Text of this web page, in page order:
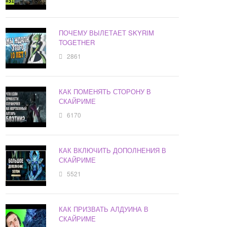
ПОЧЕМУ ВЫЛЕТАЕТ SKYRIM
TOGETHER
2861
КАК ПОМЕНЯТЬ СТОРОНУ В
СКАЙРИМЕ
6170
КАК ВКЛЮЧИТЬ ДОПОЛНЕНИЯ В
СКАЙРИМЕ
5521
КАК ПРИЗВАТЬ АЛДУИНА В
СКАЙРИМЕ